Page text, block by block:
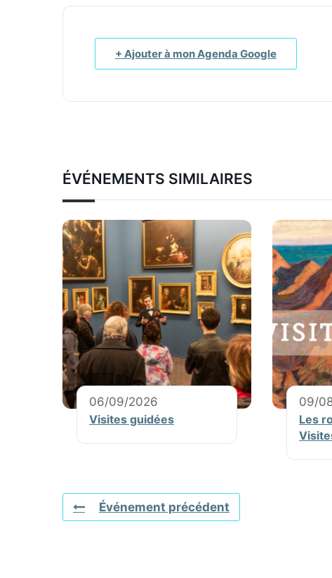
+ Ajouter à mon Agenda Google
ÉVÉNEMENTS SIMILAIRES
06/09/2026
Visites guidées
09/
Les
Événement précédent